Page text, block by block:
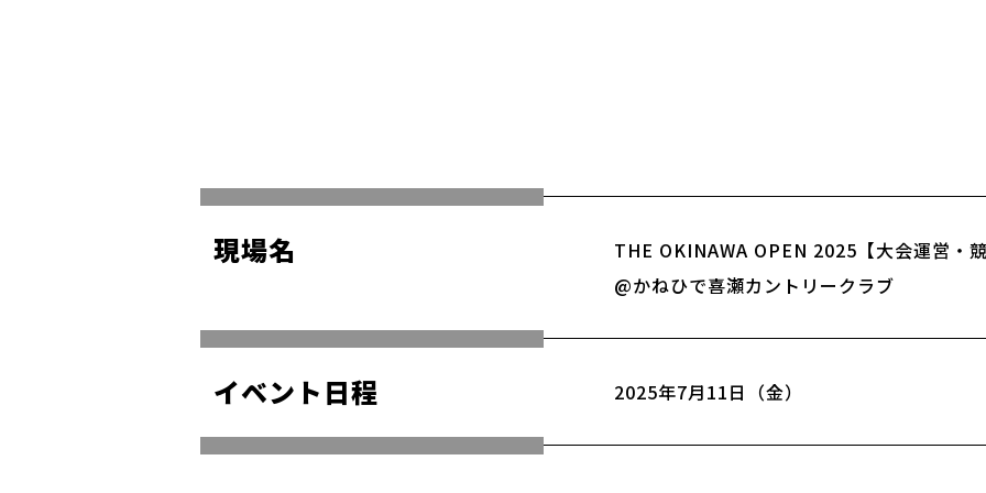
現場名
THE OKINAWA OPEN 2025【大会運営・競
@かねひで喜瀬カントリークラブ
イベント日程 2025年7月11日（金）